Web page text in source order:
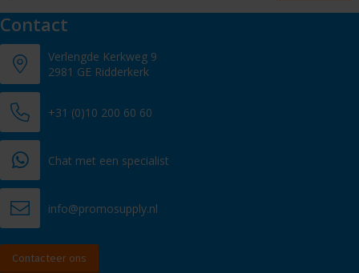
Contact
Verlengde Kerkweg 9
2981 GE Ridderkerk
+31 (0)10 200 60 60
Chat met een specialist
info@promosupply.nl
Contacteer ons